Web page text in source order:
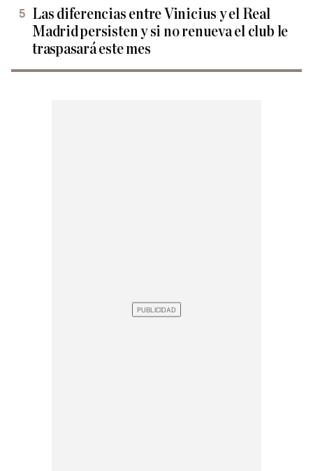
Las diferencias entre Vinicius y el Real
Madrid persisten y si no renueva el club le
traspasará este mes